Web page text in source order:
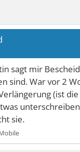
sagt mir
sind. War vor 2
(ist
sie.